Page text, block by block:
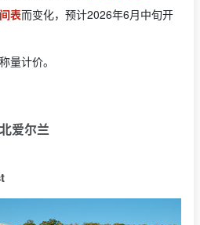
表而变化，预计2026年6月中旬开
量计价。
北爱尔兰